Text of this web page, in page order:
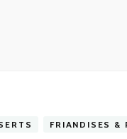
FRIANDISES &